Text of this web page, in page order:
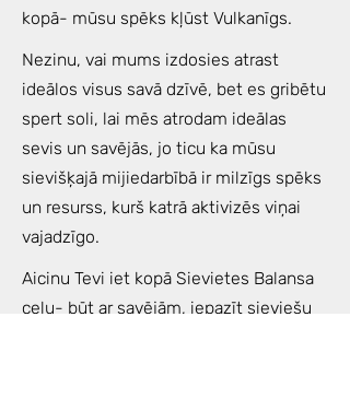
kopā- mūsu spēks kļūst Vulkanīgs.
Nezinu, vai mums izdosies atrast
ideālos visus savā dzīvē, bet es gribētu
spert soli, lai mēs atrodam ideālas
sevis un savējās, jo ticu ka mūsu
sievišķajā mijiedarbībā ir milzīgs spēks
un resurss, kurš katrā aktivizēs viņai
vajadzīgo.
Aicinu Tevi iet kopā Sievietes Balansa
ceļu- būt ar savējām, iepazīt sieviešu